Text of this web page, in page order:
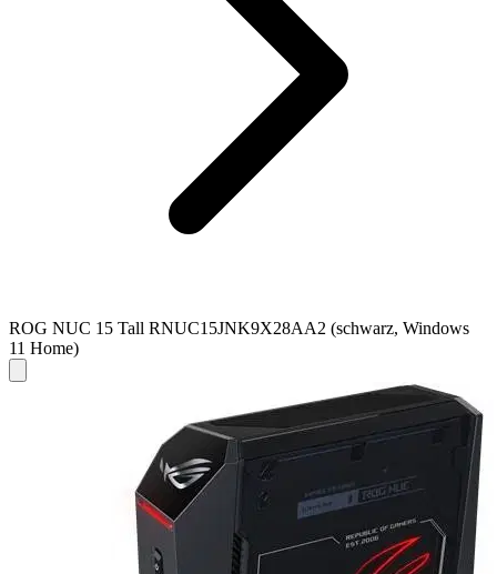
ROG NUC 15 Tall RNUC15JNK9X28AA2 (schwarz, Windows
11 Home)